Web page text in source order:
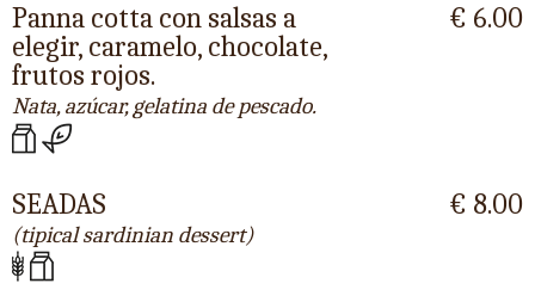
Panna cotta con salsas a
elegir, caramelo, chocolate,
frutos rojos.
Nata, azúcar, gelatina de pescado.
€ 6.00
SEADAS
(tipical sardinian dessert)
€ 8.00